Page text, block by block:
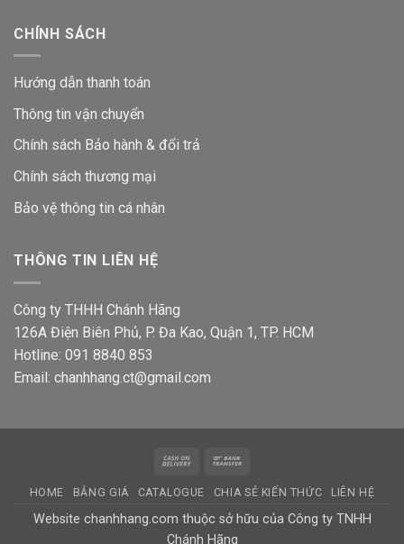
CHÍNH SÁCH
Hướng dẫn thanh toán
Thông tin vận chuyển
Chính sách Bảo hành & đổi trả
Chính sách thương mại
Bảo vệ thông tin cá nhân
THÔNG TIN LIÊN HỆ
Công ty THHH Chánh Hãng
126A Điện Biên Phủ, P. Đa Kao, Quận 1, TP. HCM
Hotline: 091 8840 853
Email: chanhhang.ct@gmail.com
Cash
Delivery
HOME BẢNG GIÁ CATALOGUE CHIA SẺ KIẾN THỨC LIÊN HỆ
Website chanhhang.com thuộc sở hữu của Công ty TNHH
Chánh Hãng